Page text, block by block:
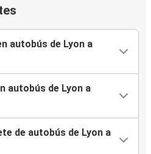
autobús de Lyon a
autobús de Lyon a
de autobús de Lyon a